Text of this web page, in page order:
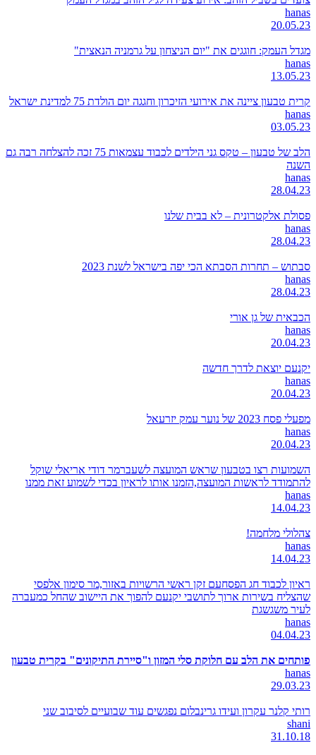
hanas
20.05.23
מגדל העמק: חוגגים את "יום הניצחון על גרמניה הנאצית"
hanas
13.05.23
קרית טבעון ציינה את אירועי הזיכרון וחגגה יום הולדת 75 למדינת ישראל
hanas
03.05.23
הלב של טבעון – טקס גני הילדים לכבוד עצמאות 75 זכה להצלחה רבה גם
השנה
hanas
28.04.23
פסולת אלקטרונית – לא בבית שלנו
hanas
28.04.23
סבתוש – תחרות הסבתא הכי יפה בישראל לשנת 2023
hanas
28.04.23
הכבאית של גן אורי
hanas
20.04.23
יקנעם יוצאת לדרך חדשה
hanas
20.04.23
מפעלי פסח 2023 של נוער עמק יזרעאל
hanas
20.04.23
השמועות רצו בטבעון שראש המועצה לשעברמר דודי אריאלי שוקל
להתמודד לראשות המועצה,הזמנו אותו לראיון בכדי לשמוע זאת ממנו
hanas
14.04.23
צהלולי מלחמה!
hanas
14.04.23
ראיון לכבוד חג הפסחעם זקן ראשי הרשויות באזור,מר סימון אלפסי
שהצליח בשירות ארוך לתושבי יקנעם להפוך את היישוב שהחל כמעברה
לעיר משגשגת
hanas
04.04.23
פותחים את הלב עם חלוקת סלי המזון ו"סיירת התיקונים" בקרית טבעון
hanas
29.03.23
רותי קלנר עקרון ועידו גרינבלום נפגשים עוד שבועיים לסיבוב שני
shani
31.10.18